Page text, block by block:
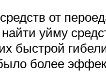
от
уйму
быстрой
более